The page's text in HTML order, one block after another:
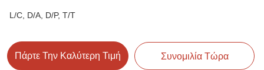
L/C, D/A, D/P, T/T
Πάρτε Την Καλύτερη Τιμή Συνομιλία Τώρα